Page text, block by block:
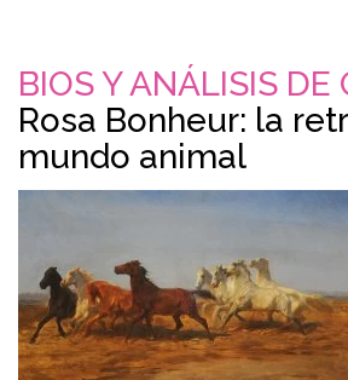
BIOS Y ANÁLISIS DE
Rosa Bonheur: la
mundo animal